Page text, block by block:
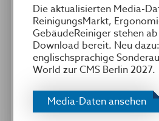
Die aktualisierten Media-
ReinigungsMarkt,
GebäudeReiniger stehen
Download bereit. Neu
englischsprachige
World zur CMS Berlin 2027.
Media-Daten ansehen